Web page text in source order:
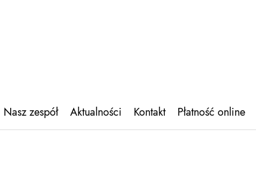
Nasz zespół Aktualności Kontakt Płatność online